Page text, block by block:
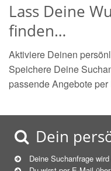
Lass Deine
finden…
Aktiviere Deinen
Speichere Deine
passende Angebote
Dein
Deine Suchanfrage